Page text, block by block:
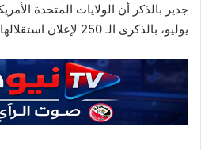
جدير بالذكر أن الولايات المتحدة
يوليو، بالذكرى الـ 250 لإعلان استقلالها عن بريطانيا العظمى.